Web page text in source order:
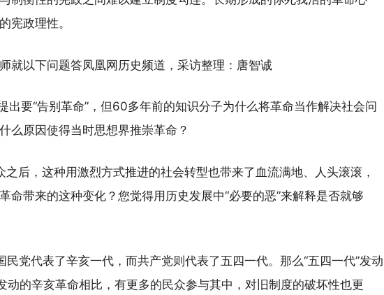
宪政理性。
就以下问题答凤凰网历史频道，采访整理：唐智诚
出要“告别革命”，但60多年前的知识分子为什么将革命当作解决社会问
么原因使得当时思想界推崇革命？
后，这种用激烈方式推进的社会转型也带来了血流满地、人头滚滚，
命带来的这种变化？您觉得用历史发展中“必要的恶”来解释是否就够
党代表了辛亥一代，而共产党则代表了五四一代。那么“五四一代”发动
动的辛亥革命相比，有更多的民众参与其中，对旧制度的破坏性也更